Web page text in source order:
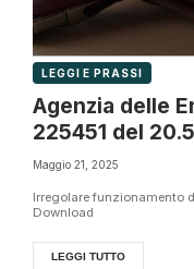
LEGGI E PRASSI
Agenzia delle
225451 del
Maggio 21, 2025
Irregolare funzionamento
Download
LEGGI TUTTO